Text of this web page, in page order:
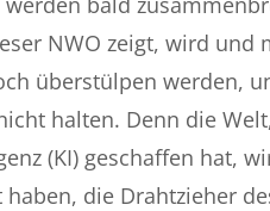
NWO zeigt, wird
überstülpen werden,
halten. Denn die
(KI) geschaffen hat,
die Drahtzieher